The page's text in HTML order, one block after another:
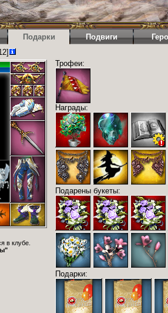
Подарки Подвиги
в клубе.
Трофеи:
Награды:
Подарены букеты:
Подарки: